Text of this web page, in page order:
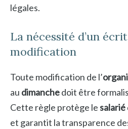
légales.
La nécessité d’un
modification
Toute modification de l’
au dimanchedoit être
Cette règle protège lesalarié
et garantit la transparence